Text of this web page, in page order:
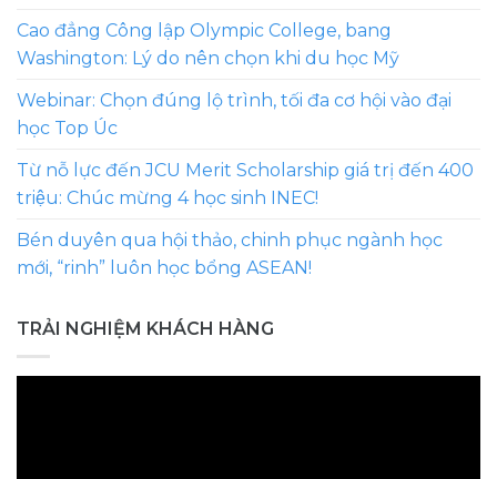
Cao đẳng Công lập Olympic College, bang
Washington: Lý do nên chọn khi du học Mỹ
Webinar: Chọn đúng lộ trình, tối đa cơ hội vào đại
học Top Úc
Từ nỗ lực đến JCU Merit Scholarship giá trị đến 400
triệu: Chúc mừng 4 học sinh INEC!
Bén duyên qua hội thảo, chinh phục ngành học
mới, “rinh” luôn học bổng ASEAN!
TRẢI NGHIỆM KHÁCH HÀNG